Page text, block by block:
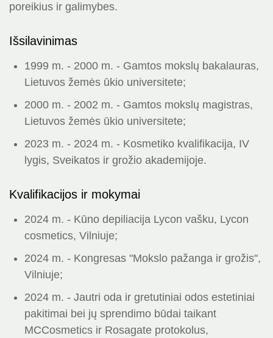
poreikius ir galimybes.
Išsilavinimas
1999 m. - 2000 m. - Gamtos mokslų bakalauras,
Lietuvos žemės ūkio universitete;
2000 m. - 2002 m. - Gamtos mokslų magistras,
Lietuvos žemės ūkio universitete;
2023 m. - 2024 m. - Kosmetiko kvalifikacija, IV
lygis, Sveikatos ir grožio akademijoje.
Kvalifikacijos ir mokymai
2024 m. - Kūno depiliacija Lycon vašku, Lycon
cosmetics, Vilniuje;
2024 m. - Kongresas "Mokslo pažanga ir grožis",
Vilniuje;
2024 m. - Jautri oda ir gretutiniai odos estetiniai
pakitimai bei jų sprendimo būdai taikant
MCCosmetics ir Rosagate protokolus,